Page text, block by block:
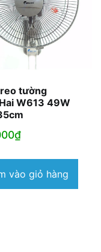
tường
W613 49W
₫
vào giỏ hàng